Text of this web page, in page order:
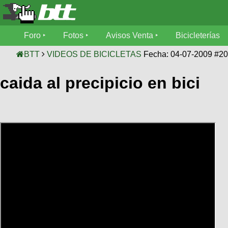
Foro
Foro
Mecánica
Fotos
SUBÍ
Avisos
Bicicleterías
Foro Fotos Avisos Venta Bicicleterías
BTT VIDEOS DE BICICLETAS Fecha: 04-07-2009
caida al precipicio en bici